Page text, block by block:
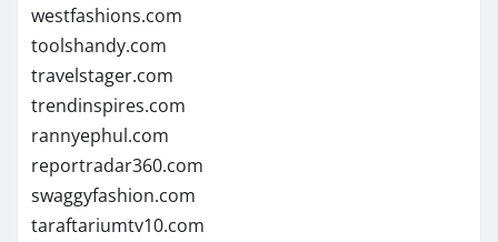
westfashions.com
toolshandy.com
travelstager.com
trendinspires.com
rannyephul.com
reportradar360.com
swaggyfashion.com
taraftariumtv10.com